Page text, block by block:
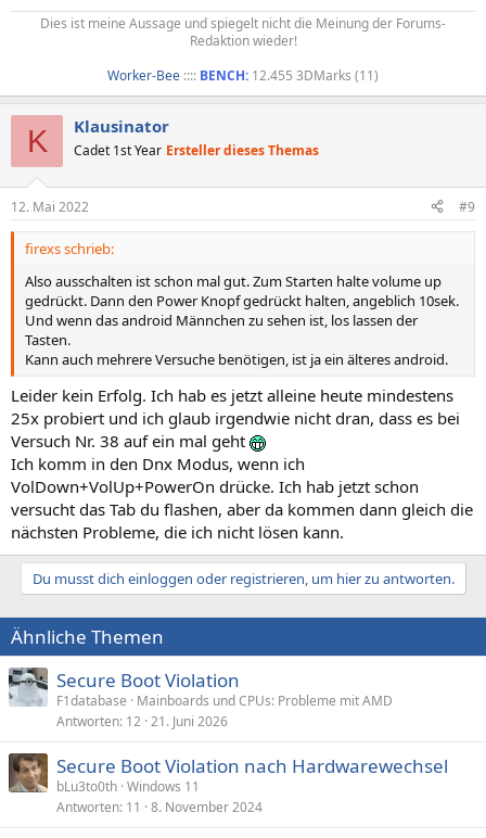
Dies ist meine Aussage und spiegelt nicht die Meinung der Forums-
Redaktion wieder!
Worker-Bee :::: BENCH: 12.455 3DMarks (11)​
K Klausinator
Cadet 1st Year Ersteller dieses Themas
12. Mai 2022 #9
firexs schrieb:
Also ausschalten ist schon mal gut. Zum Starten halte volume up
gedrückt. Dann den Power Knopf gedrückt halten, angeblich 10sek.
Und wenn das android Männchen zu sehen ist, los lassen der
Tasten.
Kann auch mehrere Versuche benötigen, ist ja ein älteres android.
Leider kein Erfolg. Ich hab es jetzt alleine heute mindestens
25x probiert und ich glaub irgendwie nicht dran, dass es bei
Versuch Nr. 38 auf ein mal geht
Ich komm in den Dnx Modus, wenn ich
VolDown+VolUp+PowerOn drücke. Ich hab jetzt schon
versucht das Tab du flashen, aber da kommen dann gleich die
nächsten Probleme, die ich nicht lösen kann.
Du musst dich einloggen oder registrieren, um hier zu antworten.
Ähnliche Themen
Secure Boot Violation
F1database
Mainboards und CPUs: Probleme mit AMD
Antworten 12 21. Juni 2026
Secure Boot Violation nach Hardwarewechsel
bLu3to0th Windows 11
Antworten 11 8. November 2024